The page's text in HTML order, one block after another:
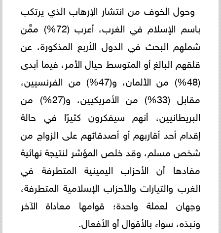
وحول الخوف من انتشار الإرهاب الذي يرتكب
باسم الإسلام في الغرب، أعرب (72%) ممَّن
شملهم البحث في الدول الأربع المذكورة، عن
قلقهم البالغ أو المتوسط حيال الأمر، فيما أبدى
(48%) من الألمان، و(47%) من الفرنسيين،
مقابل (33%) من الأمريكيين، و(27%) من
البريطانيين، أنهم سيفكرون كثيرًا في حالة
إقدام أحد أقاربهم أو أصدقائهم على الزواج من
شخص مسلم، وقد خلص المؤشر لنتيجة نهائية
مفادها أن الأحزاب اليمينية المتطرفة في
الغرب والتيارات والأحزاب الإسلامية المتطرفة،
وجهان لعملة واحدة؛ قوامها معاداة الآخر
ونبذه، سواء بالأقوال أو الأفعال.